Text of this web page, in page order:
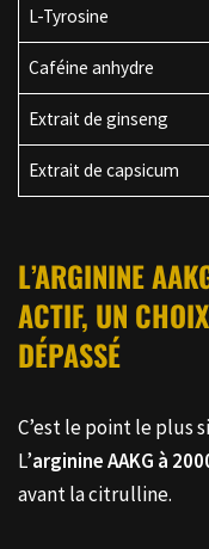
L-Tyrosine
Caféine anhydre
Extrait de ginseng
Extrait de capsicum
L’ARGININE
ACTIF, UN
DÉPASSÉ
C’est le point le plus
L’arginine AAKG à
avant la citrulline.